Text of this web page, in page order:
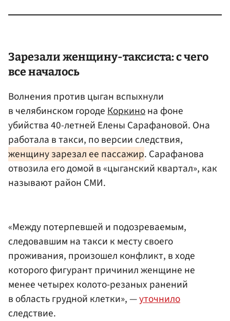
Зарезали женщину-таксиста: с чего
все началось
Волнения против цыган вспыхнули
в челябинском городеКоркинона фоне
убийства 40-летней Елены Сарафановой. Она
работала в такси, по версии следствия,
женщину зарезал ее пассажир. Сарафанова
отвозила его домой в «цыганский квартал», как
называют район СМИ.
«Между потерпевшей и подозреваемым,
следовавшим на такси к месту своего
проживания, произошел конфликт, в ходе
которого фигурант причинил женщине не
менее четырех колото-резаных ранений
в область грудной клетки», —уточнило
следствие.